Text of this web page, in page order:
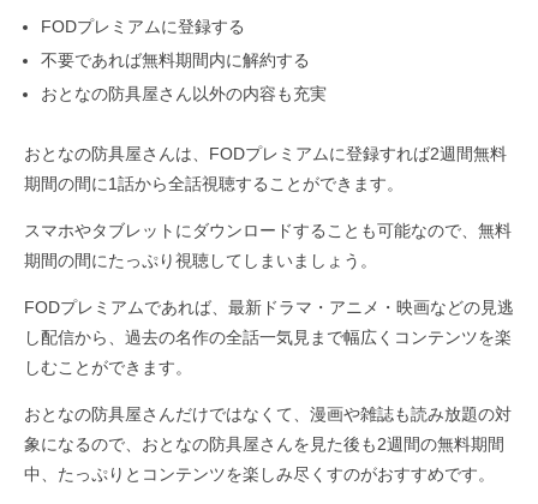
FODプレミアムに登録する
不要であれば無料期間内に解約する
おとなの防具屋さん以外の内容も充実
おとなの防具屋さんは、FODプレミアムに登録すれば2週間無料
期間の間に1話から全話視聴することができます。
スマホやタブレットにダウンロードすることも可能なので、無料
期間の間にたっぷり視聴してしまいましょう。
FODプレミアムであれば、最新ドラマ・アニメ・映画などの見逃
し配信から、過去の名作の全話一気見まで幅広くコンテンツを楽
しむことができます。
おとなの防具屋さんだけではなくて、漫画や雑誌も読み放題の対
象になるので、おとなの防具屋さんを見た後も2週間の無料期間
中、たっぷりとコンテンツを楽しみ尽くすのがおすすめです。